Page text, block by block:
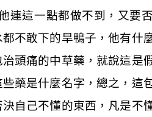
連這一點都做不到，又要
不敢下的旱鴨子，他有什
頭痛的中草藥，就說這是
藥是什麼名字，總之，這
自己不懂的東西，凡是不